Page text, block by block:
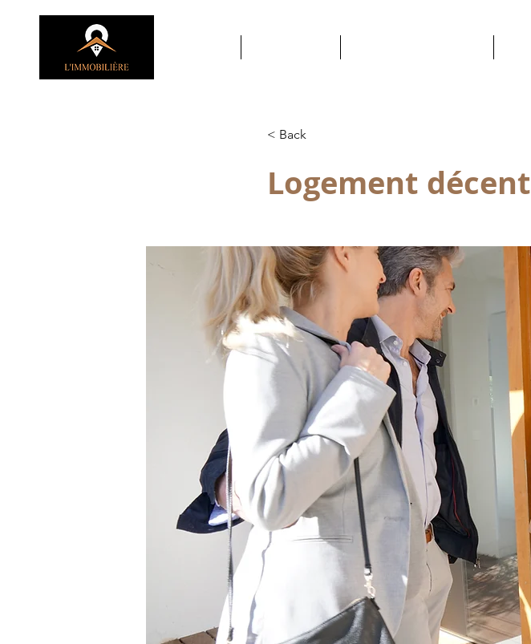
< Back
Logement décent